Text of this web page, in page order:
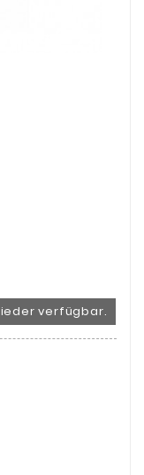
verfügbar.